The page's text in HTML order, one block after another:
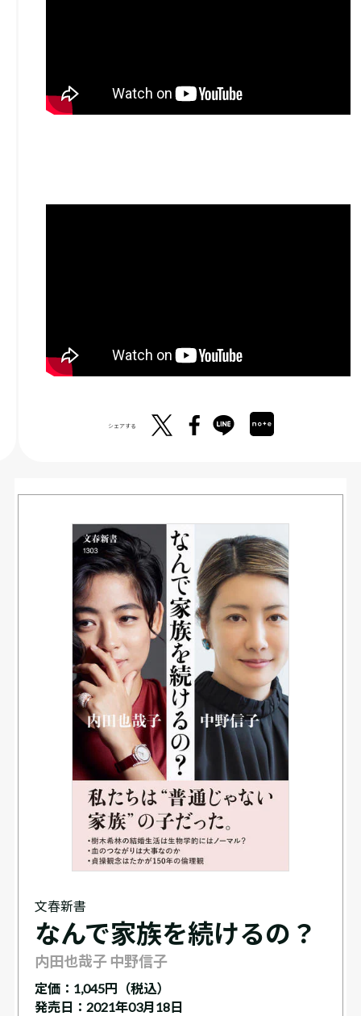
シェアする
文春新書
なんで家族を続けるの？
内田也哉子 中野信子
定価： 1,045円（税込）
発売日：2021年03月18日